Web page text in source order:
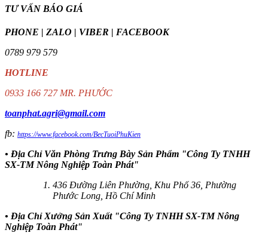
TƯ VẤN BÁO GIÁ
PHONE | ZALO | VIBER | FACEBOOK
0789 979 579
HOTLINE
0933 166 727 MR. PHƯỚC
toanphat.agri@gmail.com
fb: https://www.facebook.com/BecTuoiPhuKien
• Địa Chỉ Văn Phòng Trưng Bày Sản Phẩm "Công Ty TNHH
SX-TM Nông Nghiệp Toàn Phát"
436 Đường Liên Phường, Khu Phố 36, Phường
Phước Long, Hồ Chí Minh
• Địa Chỉ Xưởng Sản Xuất "Công Ty TNHH SX-TM Nông
Nghiệp Toàn Phát"